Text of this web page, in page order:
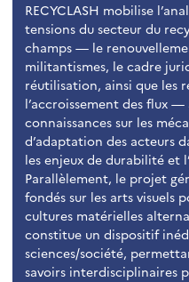
RECYCLASH mobilise
tensions du secteur du
champs — le
militantismes, le cadre
réutilisation, ainsi que les
l’accroissement des flux
connaissances sur les
d’adaptation des acteurs
les enjeux de durabilité et
Parallèlement, le projet
fondés sur les arts visuels
cultures matérielles
constitue un dispositif
sciences/société,
savoirs interdisciplinaires